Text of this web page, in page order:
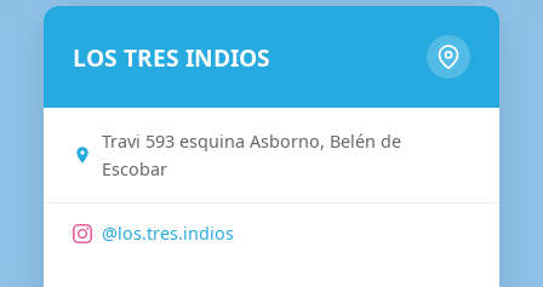
LOS TRES INDIOS
Travi 593 esquina Asborno, Belén de
Escobar
@los.tres.indios